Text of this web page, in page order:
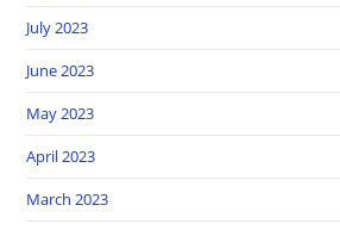
July 2023
June 2023
May 2023
April 2023
March 2023